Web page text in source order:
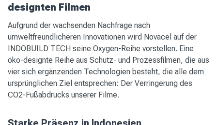
designten Filmen
Aufgrund der wachsenden Nachfrage nach
umweltfreundlicheren Innovationen wird Novacel auf der
INDOBUILD TECH seine Oxygen-Reihe vorstellen. Eine
öko-designte Reihe aus Schutz- und Prozessfilmen, die aus
vier sich ergänzenden Technologien besteht, die alle dem
ursprünglichen Ziel entsprechen: Der Verringerung des
CO2-Fußabdrucks unserer Filme.